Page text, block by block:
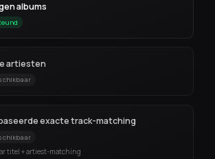
albums
artiesten
exacte track-matching
titel + artiest-matching